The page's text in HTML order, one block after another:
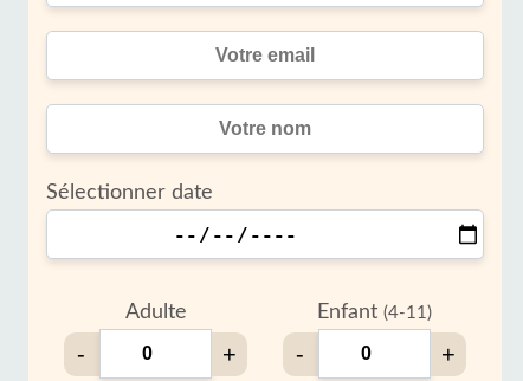
Sélectionner date
Adulte
- +
Enfant (4-11)
- +